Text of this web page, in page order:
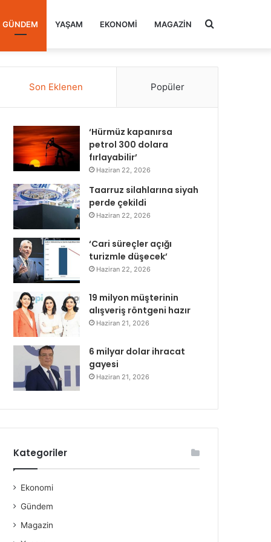
GÜNDEM YAŞAM EKONOMI MAGAZIN Arama
Son Eklenen Popüler
‘Hürmüz kapanırsa
petrol 300 dolara
fırlayabilir’
Haziran 22, 2026
Taarruz silahlarına siyah
perde çekildi
Haziran 22, 2026
‘Cari süreçler açığı
turizmle düşecek’
Haziran 22, 2026
19 milyon müşterinin
alışveriş röntgeni hazır
Haziran 21, 2026
6 milyar dolar ihracat
gayesi
Haziran 21, 2026
Kategoriler
Ekonomi
Gündem
Magazin